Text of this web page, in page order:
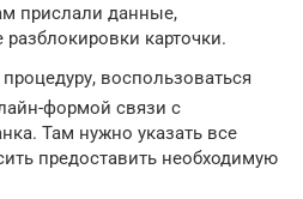
прислали данные,
карточки.
воспользоваться
формой связи с
Там нужно указать все
предоставить необходимую